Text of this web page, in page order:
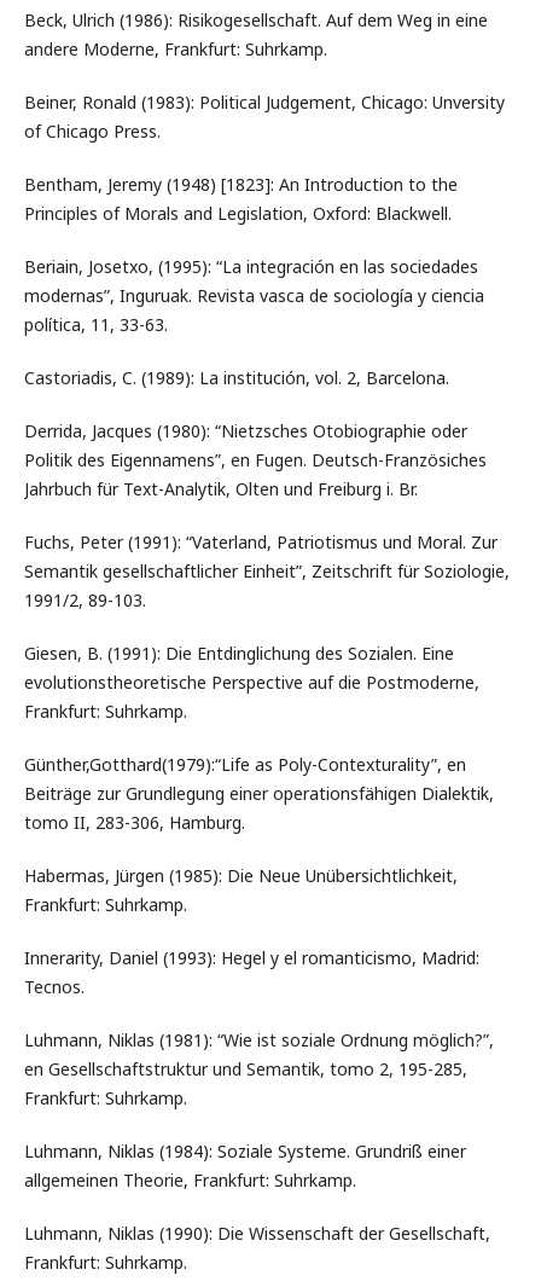
Beck, Ulrich (1986): Risikogesellschaft. Auf dem Weg in eine
andere Moderne, Frankfurt: Suhrkamp.
Beiner, Ronald (1983): Political Judgement, Chicago: Unversity
of Chicago Press.
Bentham, Jeremy (1948) [1823]: An Introduction to the
Principles of Morals and Legislation, Oxford: Blackwell.
Beriain, Josetxo, (1995): “La integración en las sociedades
modernas”, Inguruak. Revista vasca de sociología y ciencia
política, 11, 33-63.
Castoriadis, C. (1989): La institución, vol. 2, Barcelona.
Derrida, Jacques (1980): “Nietzsches Otobiographie oder
Politik des Eigennamens”, en Fugen. Deutsch-Französiches
Jahrbuch für Text-Analytik, Olten und Freiburg i. Br.
Fuchs, Peter (1991): “Vaterland, Patriotismus und Moral. Zur
Semantik gesellschaftlicher Einheit”, Zeitschrift für Soziologie,
1991/2, 89-103.
Giesen, B. (1991): Die Entdinglichung des Sozialen. Eine
evolutionstheoretische Perspective auf die Postmoderne,
Frankfurt: Suhrkamp.
Günther,Gotthard(1979):“Life as Poly-Contexturality”, en
Beiträge zur Grundlegung einer operationsfähigen Dialektik,
tomo II, 283-306, Hamburg.
Habermas, Jürgen (1985): Die Neue Unübersichtlichkeit,
Frankfurt: Suhrkamp.
Innerarity, Daniel (1993): Hegel y el romanticismo, Madrid:
Tecnos.
Luhmann, Niklas (1981): “Wie ist soziale Ordnung möglich?”,
en Gesellschaftstruktur und Semantik, tomo 2, 195-285,
Frankfurt: Suhrkamp.
Luhmann, Niklas (1984): Soziale Systeme. Grundriß einer
allgemeinen Theorie, Frankfurt: Suhrkamp.
Luhmann, Niklas (1990): Die Wissenschaft der Gesellschaft,
Frankfurt: Suhrkamp.